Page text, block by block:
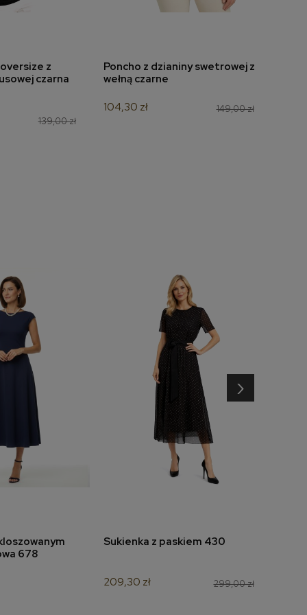
koszyka
z
czarna
139,00 zł
dodaj do koszyka
Poncho z dzianiny swetrowej z
wełną czarne
149,00 zł
104,30 zł
koszyka
678
dodaj do koszyka
Sukienka z paskiem 430
299,00 zł
209,30 zł
›